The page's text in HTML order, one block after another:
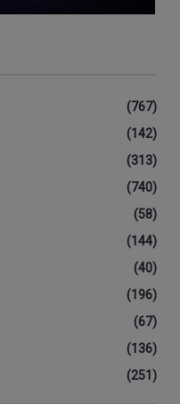
(767)
(142)
(313)
(740)
(58)
(144)
(40)
(196)
(67)
(136)
(251)